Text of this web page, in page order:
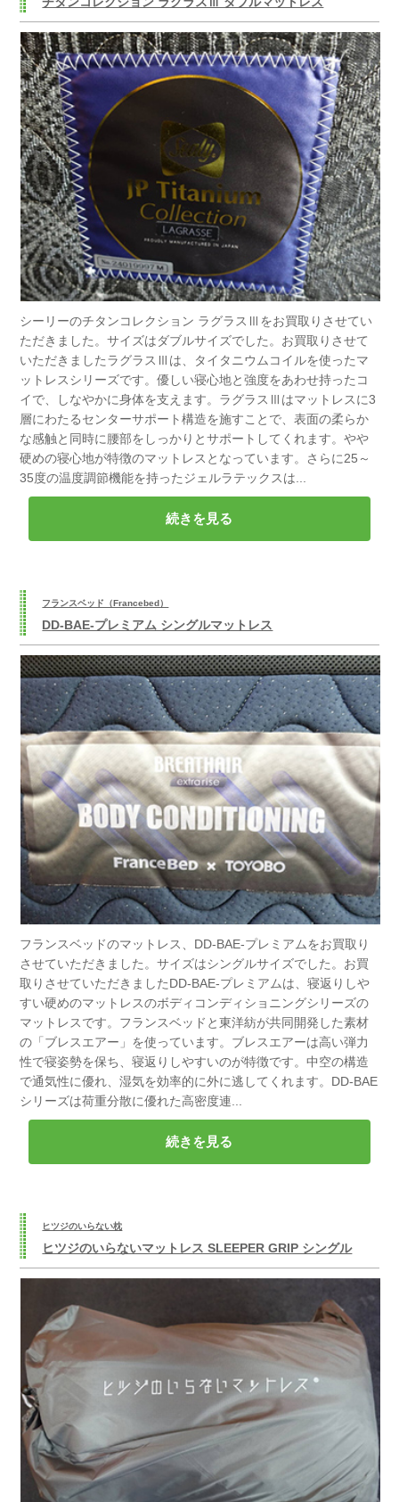
シーリーのチタンコレクション ラグラスⅢをお買取りさせてい
ただきました。サイズはダブルサイズでした。お買取りさせて
いただきましたラグラスⅢは、タイタニウムコイルを使ったマ
ットレスシリーズです。優しい寝心地と強度をあわせ持ったコ
イで、しなやかに身体を支えます。ラグラスⅢはマットレスに3
層にわたるセンターサポート構造を施すことで、表面の柔らか
な感触と同時に腰部をしっかりとサポートしてくれます。やや
硬めの寝心地が特徴のマットレスとなっています。さらに25～
35度の温度調節機能を持ったジェルラテックスは...
続きを見る
フランスベッド（Francebed）
DD-BAE-プレミアム シングルマットレス
フランスベッドのマットレス、DD-BAE-プレミアムをお買取り
させていただきました。サイズはシングルサイズでした。お買
取りさせていただきましたDD-BAE-プレミアムは、寝返りしや
すい硬めのマットレスのボディコンディショニングシリーズの
マットレスです。フランスベッドと東洋紡が共同開発した素材
の「ブレスエアー」を使っています。ブレスエアーは高い弾力
性で寝姿勢を保ち、寝返りしやすいのが特徴です。中空の構造
で通気性に優れ、湿気を効率的に外に逃してくれます。DD-BAE
シリーズは荷重分散に優れた高密度連...
続きを見る
ヒツジのいらない枕
ヒツジのいらないマットレス SLEEPER GRIP シングル